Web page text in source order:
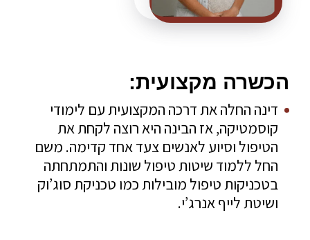
הכשרה מקצועית:
דינה החלה את דרכה המקצועית עם לימודי
קוסמטיקה, אז הבינה היא רוצה לקחת את
הטיפול וסיוע לאנשים צעד אחד קדימה. משם
החל ללמוד שיטות טיפול שונות והתמתחתה
בטכניקות טיפול מובילות כמו טכניקת סוג’וק
ושיטת לייף אנרג’י.